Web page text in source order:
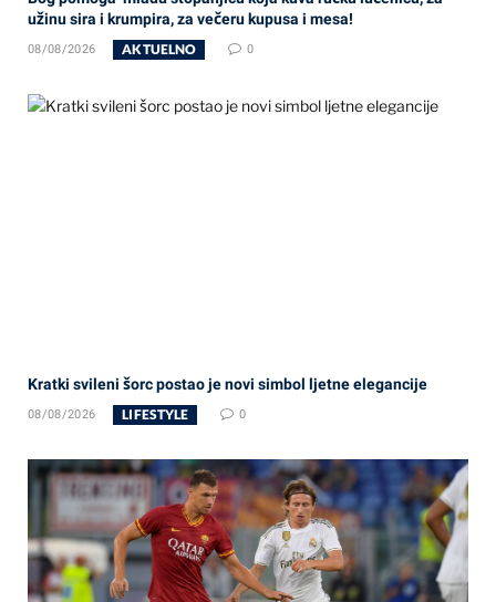
užinu sira i krumpira, za večeru kupusa i mesa!
08/08/2026 AKTUELNO 0
Kratki svileni šorc postao je novi simbol ljetne elegancije
08/08/2026 LIFESTYLE 0